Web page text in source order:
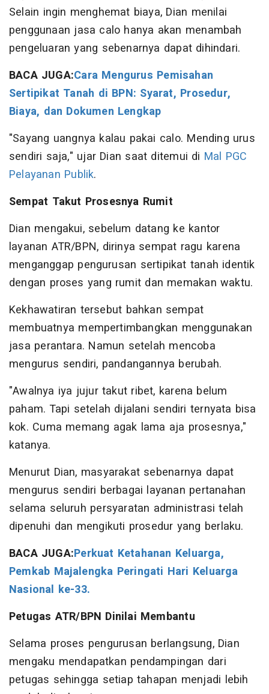
Selain ingin menghemat biaya, Dian menilai
penggunaan jasa calo hanya akan menambah
pengeluaran yang sebenarnya dapat dihindari.
BACA JUGA:Cara Mengurus Pemisahan
Sertipikat Tanah di BPN: Syarat, Prosedur,
Biaya, dan Dokumen Lengkap
"Sayang uangnya kalau pakai calo. Mending urus
sendiri saja," ujar Dian saat ditemui di Mal PGC
Pelayanan Publik.
Sempat Takut Prosesnya Rumit
Dian mengakui, sebelum datang ke kantor
layanan ATR/BPN, dirinya sempat ragu karena
menganggap pengurusan sertipikat tanah identik
dengan proses yang rumit dan memakan waktu.
Kekhawatiran tersebut bahkan sempat
membuatnya mempertimbangkan menggunakan
jasa perantara. Namun setelah mencoba
mengurus sendiri, pandangannya berubah.
"Awalnya iya jujur takut ribet, karena belum
paham. Tapi setelah dijalani sendiri ternyata bisa
kok. Cuma memang agak lama aja prosesnya,"
katanya.
Menurut Dian, masyarakat sebenarnya dapat
mengurus sendiri berbagai layanan pertanahan
selama seluruh persyaratan administrasi telah
dipenuhi dan mengikuti prosedur yang berlaku.
BACA JUGA:Perkuat Ketahanan Keluarga,
Pemkab Majalengka Peringati Hari Keluarga
Nasional ke-33.
Petugas ATR/BPN Dinilai Membantu
Selama proses pengurusan berlangsung, Dian
mengaku mendapatkan pendampingan dari
petugas sehingga setiap tahapan menjadi lebih